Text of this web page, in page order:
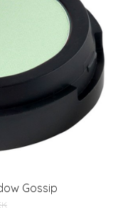
Gossip